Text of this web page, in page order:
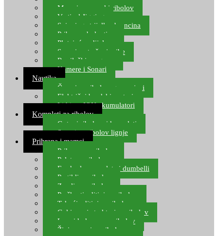
Mamci za morski ribolov
Vertical Jigging
Spinning strijelke, brancina
Pribor za bolentino
Plutajuća odijela
Sonari za traženje ribe
Ronilački program
Kamere i Sonari
Nautika
Čamci za ribolov, gumenjaci
Električni brodski motori
Lithium ION akumulatori
Kompleti za ribolov
Gotovi ribolovni kompleti
Setovi za ribolov lignje
Prihrana i mamci
Prihrana za ribolov
Pelete za ribolov
Feeder lovne pelete i dumbelli
Partikli za ribolov
Zemlja za ribolov
Praškasti aditivi za ribolov
Tekući aditivi za ribolov
Gel i sprej atraktori za ribolov
Lovni kukuruz za ribolov
Živi mamci za ribolov